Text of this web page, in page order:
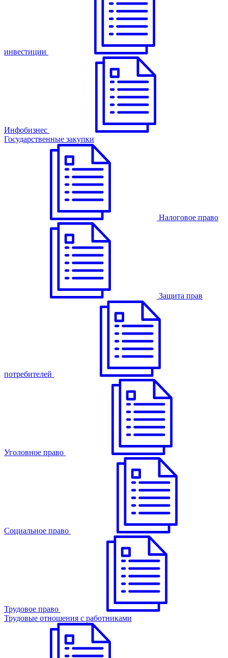
инвестиции
Инфобизнес
Государственные закупки
Налоговое право
Защита прав
потребителей
Уголовное право
Cоциальное право
Трудовое право
Трудовые отношения с работниками